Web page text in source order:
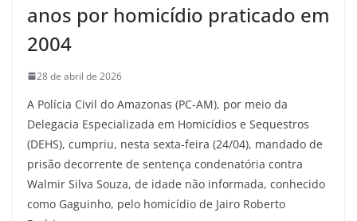
anos por homicídio praticado em
2004
28 de abril de 2026
A Polícia Civil do Amazonas (PC-AM), por meio da
Delegacia Especializada em Homicídios e Sequestros
(DEHS), cumpriu, nesta sexta-feira (24/04), mandado de
prisão decorrente de sentença condenatória contra
Walmir Silva Souza, de idade não informada, conhecido
como Gaguinho, pelo homicídio de Jairo Roberto